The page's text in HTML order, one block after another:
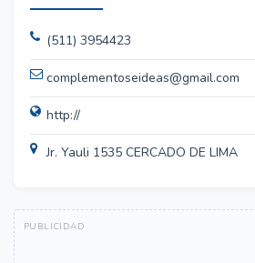
(511) 3954423
complementoseideas@gmail.com
http://
Jr. Yauli 1535 CERCADO DE LIMA